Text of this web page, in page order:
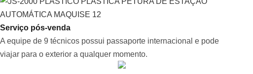
Serviço pós-venda
A equipe de 9 técnicos possui passaporte internacional e pode
viajar para o exterior a qualquer momento.